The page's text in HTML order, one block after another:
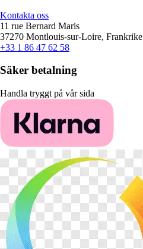
Kontakta oss
11 rue Bernard Maris
37270 Montlouis-sur-Loire, Frankrike
+33 1 86 47 62 58
Säker betalning
Handla tryggt på vår sida